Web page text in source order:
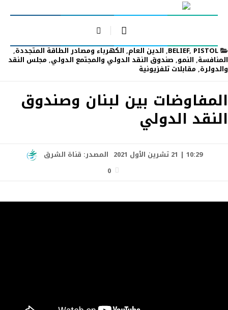
BELIEF,PISTOL
,الدين العام,الكهرباء ومصادر الطاقة المتجددة,
المنافسة, النمو, صندوق النقد الدولي والمجتمع الدولي, مجلس النقد
والدولرة, مقابلات تلفزيونية
المفاوضات بين لبنان وصندوق
النقد الدولي
10:29 | 21 تشرين الأول 2021 المصدر: قناة الشرق
0